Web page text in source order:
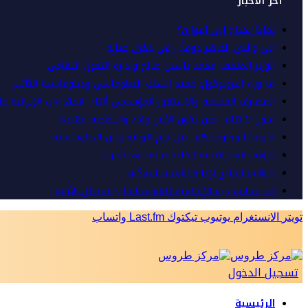
لماذا نحتاج إلى التوازن؟
إلى والدِي الحاضرِ دوماً… في ذِكرى غيابِه
الوزير المثقف محمد ياسين صالح وإدارة التحول الثقافي
ما وراء البروتوكول: عميد السلك الدبلوماسي ودبلوماسية التأثير
المصارف الخليجية والاستقرار المؤسسي أثناء الاعتداءات
عيون لا تنام.. حين يكون الأمن وفاء والتضحية عقيدة
خارجيتنا وخارجيتهم.. بين حزم الرواية ولين الدبلوماسية
الرؤية الاستراتيجية الخليجية لما بعد الحرب
جاهزية الخليج لإدارة الأزمات المركبة
تقييم السردية الإعلامية للقنوات الخليجية خلال الأزمة
تويتر الانستغرام يوتيوب تيكتوك Last.fm واتساب
تسجيل الدخول
الرئيسية